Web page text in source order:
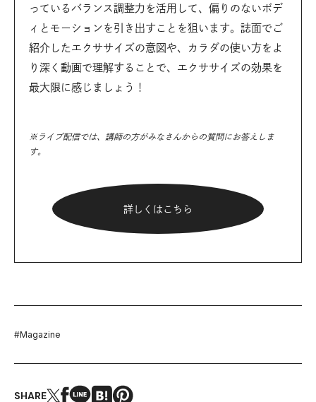
っているバランス調整力を活用して、偏りのないボデ
ィとモーションを引き出すことを狙います。誌面でご
紹介したエクササイズの意図や、カラダの使い方をよ
り深く動画で理解することで、エクササイズの効果を
最大限に感じましょう！
※ライブ配信では、講師の方がみなさんからの質問にお答えしま
す。
詳しくはこちら
#Magazine
SHARE